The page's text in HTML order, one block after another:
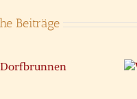
Beiträge
Wasserbecken